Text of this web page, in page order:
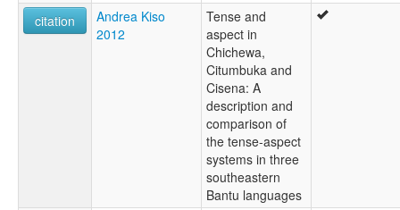
citation
Andrea Kiso
2012
Tense and
aspect in
Chichewa,
Citumbuka and
Cisena: A
description and
comparison of
the tense-aspect
systems in three
southeastern
Bantu languages